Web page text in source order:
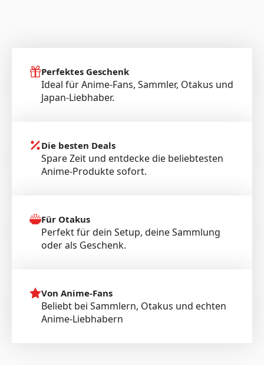
Perfektes Geschenk
Ideal für Anime-Fans, Sammler, Otakus und
Japan-Liebhaber.
Die besten Deals
Spare Zeit und entdecke die beliebtesten
Anime-Produkte sofort.
Für Otakus
Perfekt für dein Setup, deine Sammlung
oder als Geschenk.
Von Anime-Fans
Beliebt bei Sammlern, Otakus und echten
Anime-Liebhabern